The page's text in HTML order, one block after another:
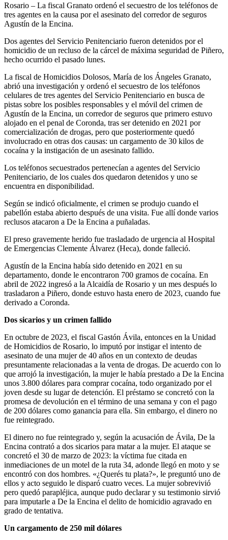
Rosario – La fiscal Granato ordenó el secuestro de los teléfonos de
tres agentes en la causa por el asesinato del corredor de seguros
Agustín de la Encina.
Dos agentes del Servicio Penitenciario fueron detenidos por el
homicidio de un recluso de la cárcel de máxima seguridad de Piñero,
hecho ocurrido el pasado lunes.
La fiscal de Homicidios Dolosos, María de los Ángeles Granato,
abrió una investigación y ordenó el secuestro de los teléfonos
celulares de tres agentes del Servicio Penitenciario en busca de
pistas sobre los posibles responsables y el móvil del crimen de
Agustín de la Encina, un corredor de seguros que primero estuvo
alojado en el penal de Coronda, tras ser detenido en 2021 por
comercialización de drogas, pero que posteriormente quedó
involucrado en otras dos causas: un cargamento de 30 kilos de
cocaína y la instigación de un asesinato fallido.
Los teléfonos secuestrados pertenecían a agentes del Servicio
Penitenciario, de los cuales dos quedaron detenidos y uno se
encuentra en disponibilidad.
Según se indicó oficialmente, el crimen se produjo cuando el
pabellón estaba abierto después de una visita. Fue allí donde varios
reclusos atacaron a De la Encina a puñaladas.
El preso gravemente herido fue trasladado de urgencia al Hospital
de Emergencias Clemente Álvarez (Heca), donde falleció.
Agustín de la Encina había sido detenido en 2021 en su
departamento, donde le encontraron 700 gramos de cocaína. En
abril de 2022 ingresó a la Alcaidía de Rosario y un mes después lo
trasladaron a Piñero, donde estuvo hasta enero de 2023, cuando fue
derivado a Coronda.
Dos sicarios y un crimen fallido
En octubre de 2023, el fiscal Gastón Ávila, entonces en la Unidad
de Homicidios de Rosario, lo imputó por instigar el intento de
asesinato de una mujer de 40 años en un contexto de deudas
presuntamente relacionadas a la venta de drogas. De acuerdo con lo
que arrojó la investigación, la mujer le había prestado a De la Encina
unos 3.800 dólares para comprar cocaína, todo organizado por el
joven desde su lugar de detención. El préstamo se concretó con la
promesa de devolución en el término de una semana y con el pago
de 200 dólares como ganancia para ella. Sin embargo, el dinero no
fue reintegrado.
El dinero no fue reintegrado y, según la acusación de Ávila, De la
Encina contrató a dos sicarios para matar a la mujer. El ataque se
concretó el 30 de marzo de 2023: la víctima fue citada en
inmediaciones de un motel de la ruta 34, adonde llegó en moto y se
encontró con dos hombres. «¿Querés tu plata?», le preguntó uno de
ellos y acto seguido le disparó cuatro veces. La mujer sobrevivió
pero quedó parapléjica, aunque pudo declarar y su testimonio sirvió
para imputarle a De la Encina el delito de homicidio agravado en
grado de tentativa.
Un cargamento de 250 mil dólares